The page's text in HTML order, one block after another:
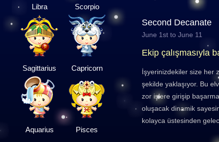
Libra Scorpio
Sagittarius Capricorn
Aquarius Pisces
Second Decanate
June 1st to June 11
Ekip çalışmasıyla
İşyerinizdekiler size her
şekilde yaklaşıyor. Bu
zor işlere girişip
oluşacak dinamik
kolayca üstesinden